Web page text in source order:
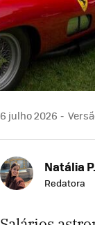
6 julho 2026
Natália
Redatora